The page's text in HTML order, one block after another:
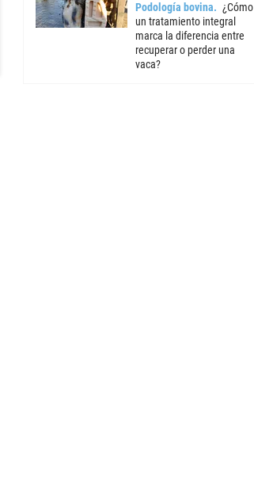
Podología bovina
¿Cómo
un tratamiento integral
marca la diferencia entre
recuperar o perder una
vaca?